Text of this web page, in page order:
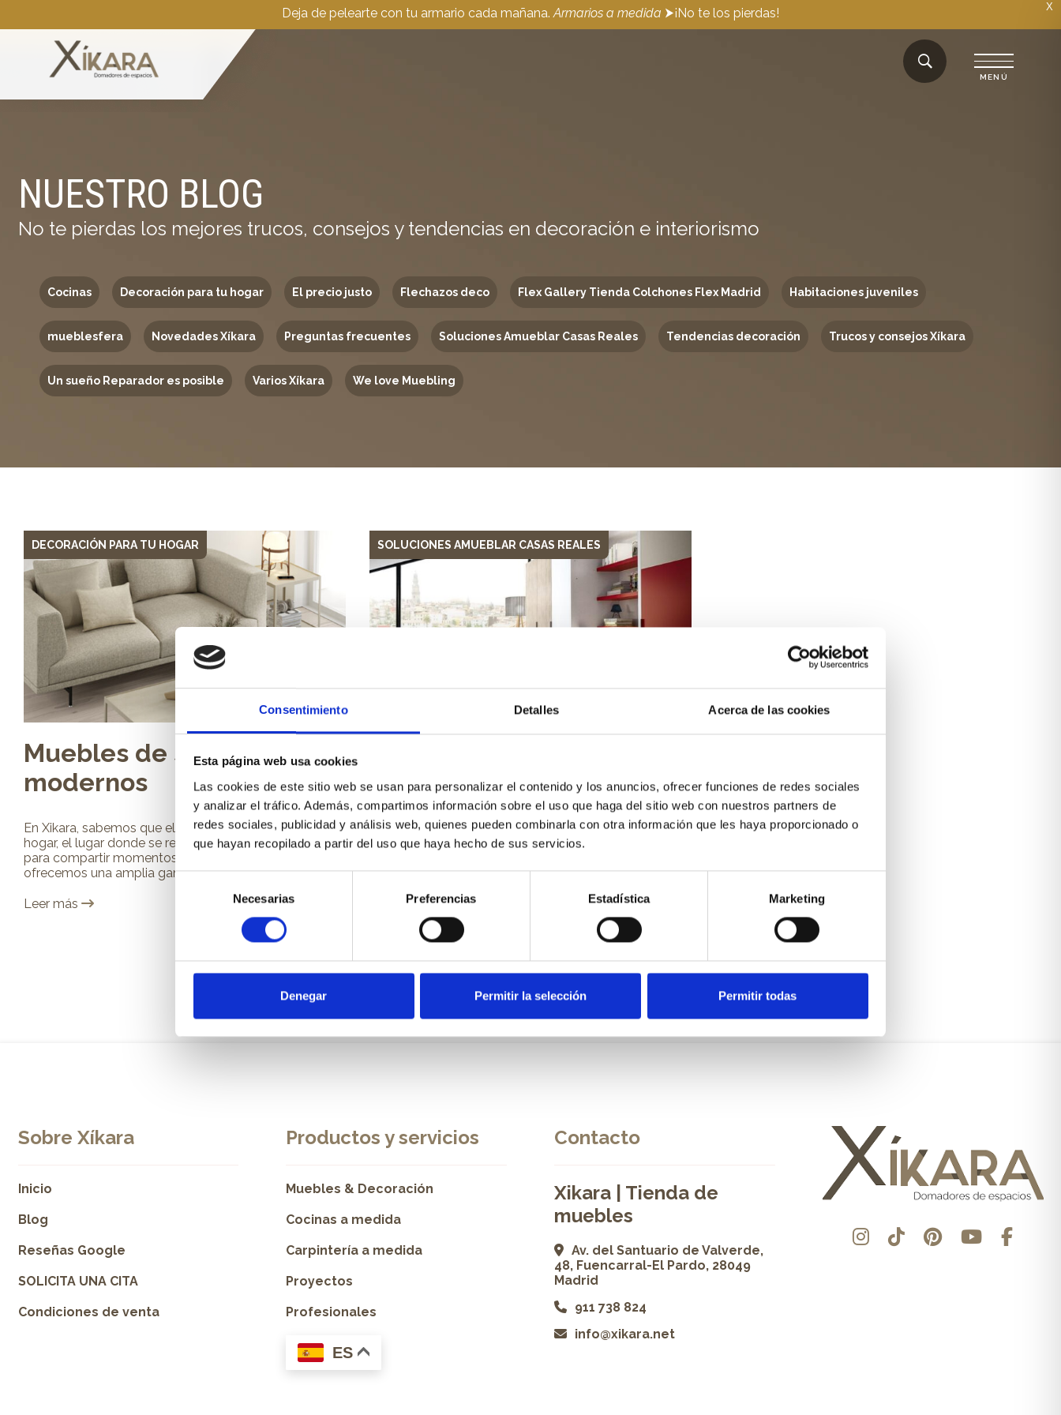
Consentimiento Detalles Acerca de las cookies
Esta página web usa cookies
Las cookies de este sitio web se usan para personalizar el contenido y los anuncios, ofrecer funciones de redes sociales
y analizar el tráfico. Además, compartimos información sobre el uso que haga del sitio web con nuestros partners de
redes sociales, publicidad y análisis web, quienes pueden combinarla con otra información que les haya proporcionado o
que hayan recopilado a partir del uso que haya hecho de sus servicios.
consentimiento
Necesarias Preferencias Estadística Marketing
Denegar Permitir la selección Permitir todas
X
Deja de pelearte con tu armario cada mañana. Armarios a medida ⮞¡No te los pierdas!
NUESTRO BLOG
No te pierdas los mejores trucos, consejos y tendencias en decoración e interiorismo
Cocinas Decoración para tu hogar El precio justo Flechazos deco Flex Gallery Tienda Colchones Flex Madrid Habitaciones juveniles
mueblesfera Novedades Xíkara Preguntas frecuentes Soluciones Amueblar Casas Reales Tendencias decoración Trucos y consejos Xíkara
Un sueño Reparador es posible Varios Xíkara We love Muebling
DECORACIÓN PARA TU HOGAR
Muebles de salón
modernos
En Xikara, sabemos que el salón es el corazón del
hogar, el lugar donde se reúnen la familia y los amigos
para compartir momentos especiales. Es por eso que
ofrecemos una amplia gama de muebles de...
Leer más
SOLUCIONES AMUEBLAR CASAS REALES
numerosas: ¡no podrán
faltar en tu hogar!
numerosa, la versatilidad y la funcionalidad son clave.
que necesitan optimizar su espacio y...
Leer más
Sobre Xíkara
Inicio
Blog
Reseñas Google
SOLICITA UNA CITA
Condiciones de venta
Productos y servicios
Muebles & Decoración
Cocinas a medida
Carpintería a medida
Proyectos
Profesionales
ES
Contacto
Xikara | Tienda de
muebles
Av. del Santuario de Valverde,
48, Fuencarral-El Pardo, 28049
Madrid
911 738 824
info@xikara.net